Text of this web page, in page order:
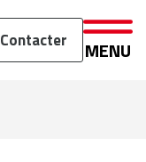
Contacter MENU